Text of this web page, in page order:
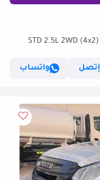
إتصل
واتساب